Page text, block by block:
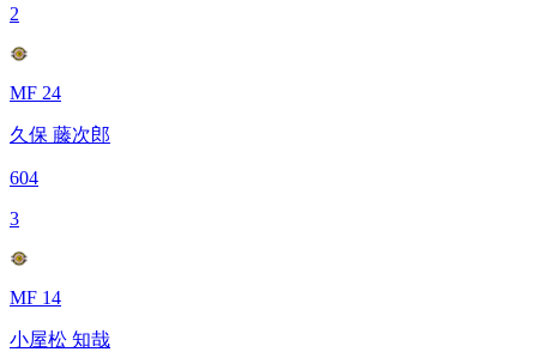
2
MF 24
久保 藤次郎
604
3
MF 14
小屋松 知哉